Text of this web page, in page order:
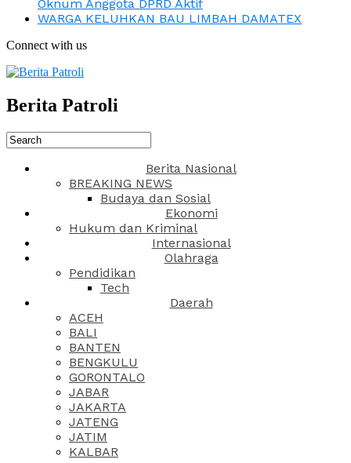
Oknum Anggota DPRD Aktif
WARGA KELUHKAN BAU LIMBAH DAMATEX
Connect with us
Berita Patroli
Berita Nasional
BREAKING NEWS
Budaya dan Sosial
Ekonomi
Hukum dan Kriminal
Internasional
Olahraga
Pendidikan
Tech
Daerah
ACEH
BALI
BANTEN
BENGKULU
GORONTALO
JABAR
JAKARTA
JATENG
JATIM
KALBAR